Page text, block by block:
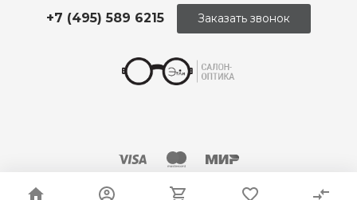
+7 (495) 589 6215 Заказать звонок